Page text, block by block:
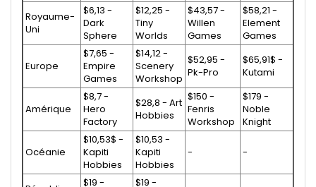
Royaume-
Uni
$6,13 -
Dark
Sphere
$12,25 -
Tiny
Worlds
$43,57 -
Willen
Games
$58,21 -
Element
Games
Europe
$7,65 -
Empire
Games
$14,12 -
Scenery
Workshop
$52,95 -
Pk-Pro
$65,91$ -
Kutami
Amérique
$8,7 -
Hero
Factory
$28,8 - Art
Hobbies
$150 -
Fenris
Workshop
$179 -
Noble
Knight
Océanie
$10,53$ -
Kapiti
Hobbies
$10,53 -
Kapiti
Hobbies
- -
$19 - $19 -